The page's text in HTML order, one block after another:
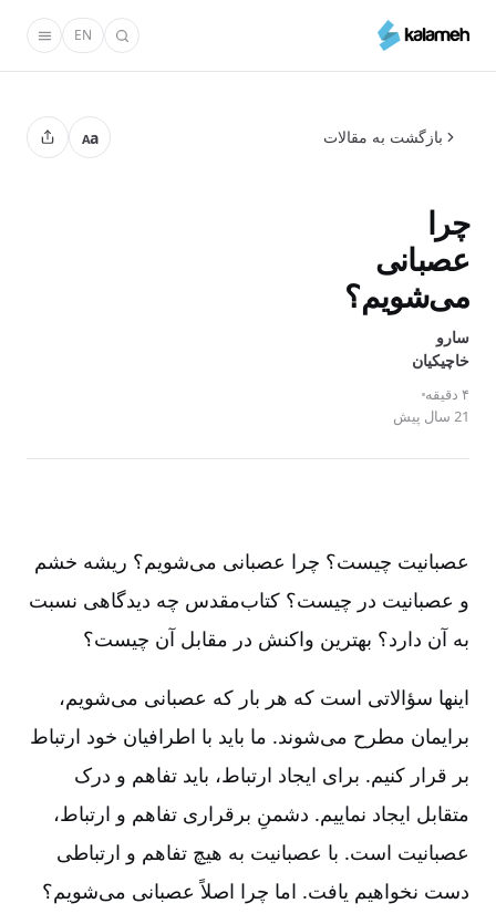
محتوای
EN
بازگشت به مقالات Aa
چرا
عصبانی
می‌شویم‌؟
سارو
خاچیکیان
۴ دقیقه
21 سال پیش
عصبانیت چیست‌؟ چرا عصبانی می‌شویم‌؟ ریشه خشم
و عصبانیت در چیست‌؟ کتاب‌مقدس چه دیدگاهی نسبت
به آن دارد؟ بهترین واکنش در مقابل آن چیست‌؟
اینها سؤالاتی است که هر بار که عصبانی می‌شویم‌،
برایمان مطرح می‌شوند. ما باید با اطرافیان خود ارتباط
بر قرار کنیم‌. برای ایجاد ارتباط‌، باید تفاهم و درک
متقابل ایجاد نماییم‌. دشمنِ برقراری تفاهم و ارتباط‌،
عصبانیت است‌. با عصبانیت به هیچ تفاهم و ارتباطی
دست نخواهیم یافت‌. اما چرا اصلاً عصبانی می‌شویم‌؟